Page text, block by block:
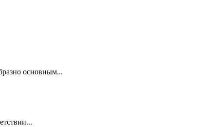
основным...